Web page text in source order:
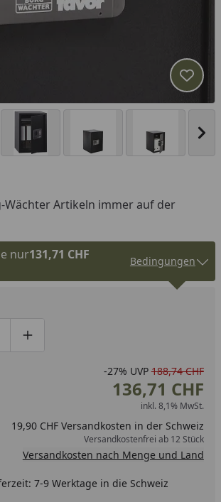
Wächter Artikeln immer auf der
nur131,71 CHF
Bedingungen
um eins verringern
manuell eingeben
Produktmenge um eins erhöhen
-27% UVP 188,74 CHF
136,71 CHF
inkl. 8,1% MwSt.
19,90 CHF Versandkosten in der Schweiz
Versandkostenfrei ab 12 Stück
Versandkosten nach Menge und Land
7-9 Werktage in die Schweiz